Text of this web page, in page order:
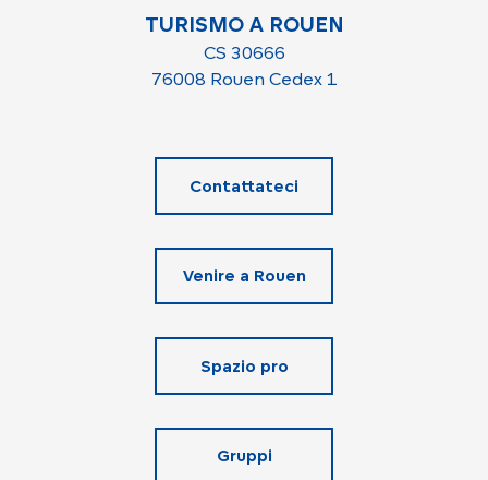
TURISMO A ROUEN
CS 30666
76008 Rouen Cedex 1
Contattateci
Venire a Rouen
Spazio pro
Gruppi